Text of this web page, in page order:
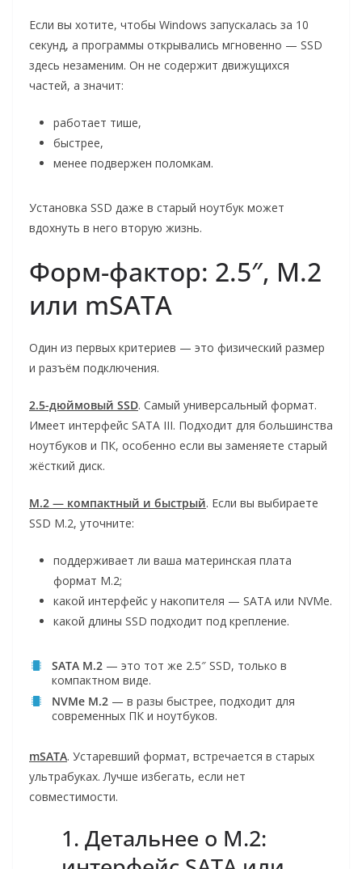
Если вы хотите, чтобы Windows запускалась за 10
секунд, а программы открывались мгновенно — SSD
здесь незаменим. Он не содержит движущихся
частей, а значит:
работает тише,
быстрее,
менее подвержен поломкам.
Установка SSD даже в старый ноутбук может
вдохнуть в него вторую жизнь.
Форм-фактор: 2.5″, M.2
или mSATA
Один из первых критериев — это физический размер
и разъём подключения.
2.5-дюймовый SSD. Самый универсальный формат.
Имеет интерфейс SATA III. Подходит для большинства
ноутбуков и ПК, особенно если вы заменяете старый
жёсткий диск.
M.2 — компактный и быстрый. Если вы выбираете
SSD M.2, уточните:
поддерживает ли ваша материнская плата
формат M.2;
какой интерфейс у накопителя — SATA или NVMe.
какой длины SSD подходит под крепление.
SATA M.2 — это тот же 2.5″ SSD, только в
компактном виде.
NVMe M.2 — в разы быстрее, подходит для
современных ПК и ноутбуков.
mSATA. Устаревший формат, встречается в старых
ультрабуках. Лучше избегать, если нет
совместимости.
1. Детальнее о M.2: